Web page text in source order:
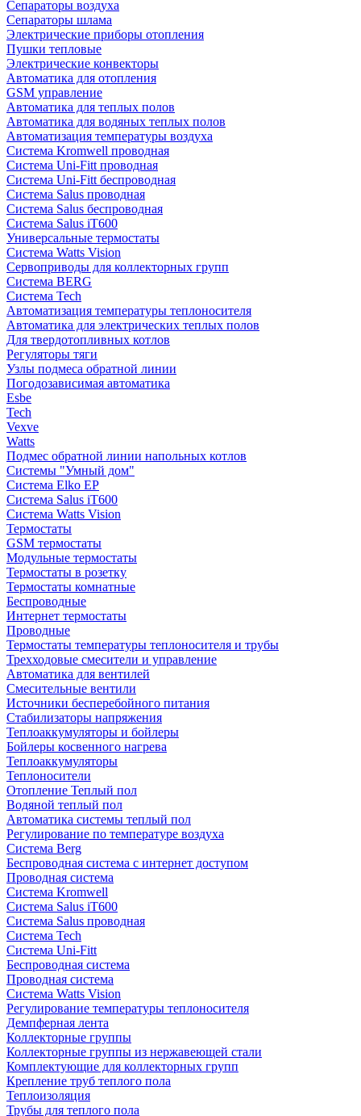
Сепараторы воздуха
Сепараторы шлама
Электрические приборы отопления
Пушки тепловые
Электрические конвекторы
Автоматика для отопления
GSM управление
Автоматика для теплых полов
Автоматика для водяных теплых полов
Автоматизация температуры воздуха
Система Kromwell проводная
Система Uni-Fitt проводная
Система Uni-Fitt беспроводная
Система Salus проводная
Система Salus беспроводная
Система Salus iT600
Универсальные термостаты
Система Watts Vision
Сервоприводы для коллекторных групп
Система BERG
Система Tech
Автоматизация температуры теплоносителя
Автоматика для электрических теплых полов
Для твердотопливных котлов
Регуляторы тяги
Узлы подмеса обратной линии
Погодозависимая автоматика
Esbe
Tech
Vexve
Watts
Подмес обратной линии напольных котлов
Системы "Умный дом"
Система Elko EP
Система Salus iT600
Система Watts Vision
Термостаты
GSM термостаты
Модульные термостаты
Термостаты в розетку
Термостаты комнатные
Беспроводные
Интернет термостаты
Проводные
Термостаты температуры теплоносителя и трубы
Трехходовые смесители и управление
Автоматика для вентилей
Смесительные вентили
Источники бесперебойного питания
Стабилизаторы напряжения
Теплоаккумуляторы и бойлеры
Бойлеры косвенного нагрева
Теплоаккумуляторы
Теплоносители
Отопление Теплый пол
Водяной теплый пол
Автоматика системы теплый пол
Регулирование по температуре воздуха
Система Berg
Беспроводная система с интернет доступом
Проводная система
Система Kromwell
Система Salus iT600
Система Salus проводная
Система Tech
Система Uni-Fitt
Беспроводная система
Проводная система
Система Watts Vision
Регулирование температуры теплоносителя
Демпферная лента
Коллекторные группы
Коллекторные группы из нержавеющей стали
Комплектующие для коллекторных групп
Крепление труб теплого пола
Теплоизоляция
Трубы для теплого пола